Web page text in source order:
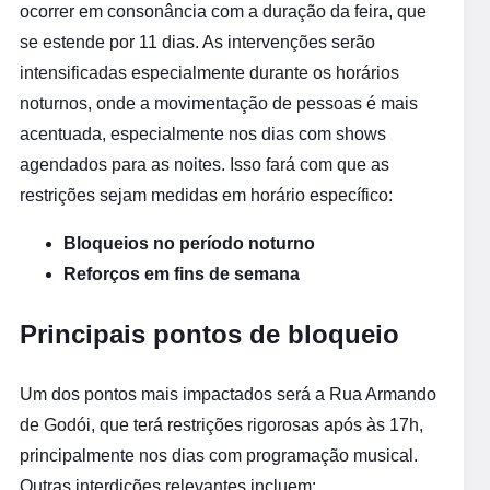
ocorrer em consonância com a duração da feira, que
se estende por 11 dias. As intervenções serão
intensificadas especialmente durante os horários
noturnos, onde a movimentação de pessoas é mais
acentuada, especialmente nos dias com shows
agendados para as noites. Isso fará com que as
restrições sejam medidas em horário específico:
Bloqueios no período noturno
Reforços em fins de semana
Principais pontos de bloqueio
Um dos pontos mais impactados será a Rua Armando
de Godói, que terá restrições rigorosas após às 17h,
principalmente nos dias com programação musical.
Outras interdições relevantes incluem: